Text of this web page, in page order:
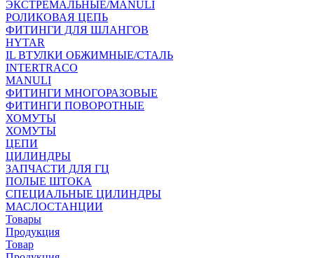
ЭКСТРЕМАЛЬНЫЕ/MANULI
РОЛИКОВАЯ ЦЕПЬ
ФИТИНГИ ДЛЯ ШЛАНГОВ
HYTAR
IL ВТУЛКИ ОБЖИМНЫЕ/СТАЛЬ
INTERTRACO
MANULI
ФИТИНГИ МНОГОРАЗОВЫЕ
ФИТИНГИ ПОВОРОТНЫЕ
ХОМУТЫ
ХОМУТЫ
ЦЕПИ
ЦИЛИНДРЫ
ЗАПЧАСТИ ДЛЯ ГЦ
ПОЛЫЕ ШТОКА
СПЕЦИАЛЬНЫЕ ЦИЛИНДРЫ
МАСЛОСТАНЦИИ
Товары
Продукция
Товар